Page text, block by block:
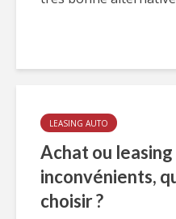
LEASING AUTO
Achat ou
inconvénients,
choisir ?